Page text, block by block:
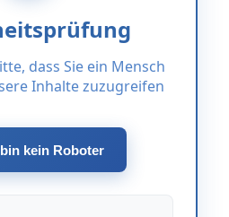
dass Sie ein Mensch
Inhalte zuzugreifen
kein Roboter